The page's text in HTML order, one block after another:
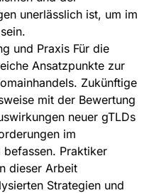
unerlässlich ist, um im
und Praxis Für die
Ansatzpunkte zur
Zukünftige
mit der Bewertung
neuer gTLDs
im
befassen. Praktiker
dieser Arbeit
Strategien und